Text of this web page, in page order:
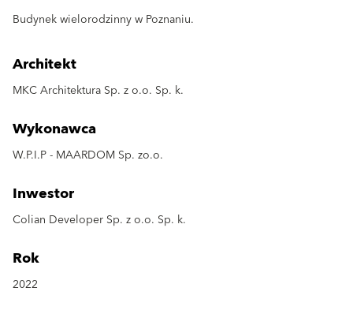
Budynek wielorodzinny w Poznaniu.
Architekt
MKC Architektura Sp. z o.o. Sp. k.
Wykonawca
W.P.I.P - MAARDOM Sp. zo.o.
Inwestor
Colian Developer Sp. z o.o. Sp. k.
Rok
2022